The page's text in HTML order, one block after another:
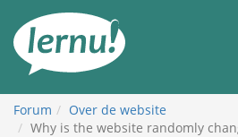
inhoud
Forum
Over de website
Why is the website randomly